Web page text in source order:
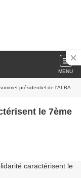
MENU
présidentiel de l'ALBA
le 7ème